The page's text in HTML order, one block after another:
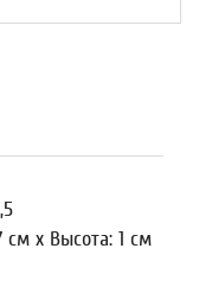
x Высота: 1 см